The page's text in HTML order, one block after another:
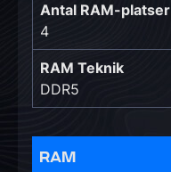
Antal RAM-platser
4
RAM Teknik
DDR5
RAM